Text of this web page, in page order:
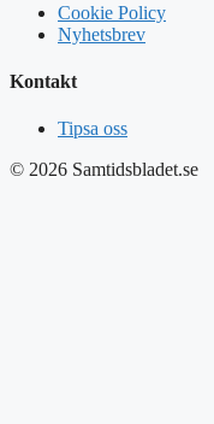
Cookie Policy
Nyhetsbrev
Kontakt
Tipsa oss
© 2026 Samtidsbladet.se